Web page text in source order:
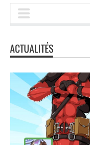
ACTUALITÉS